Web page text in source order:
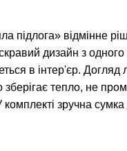
відмінне
дизайн з одного
в інтер'єр. Догляд
тепло, не
зручна сумка